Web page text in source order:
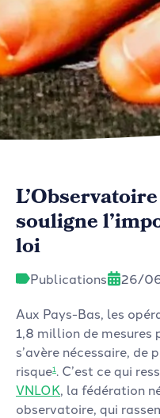
souligne
loi
Publications
26/
Aux Pays-Bas, les
1,8 million de mesures
s’avère nécessaire,
risque1 . C’est ce qui
VNLOK, la fédération
observatoire, qui